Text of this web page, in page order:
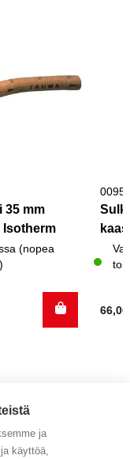
35 mm
Isotherm
(nopea
ja
käyttöä,